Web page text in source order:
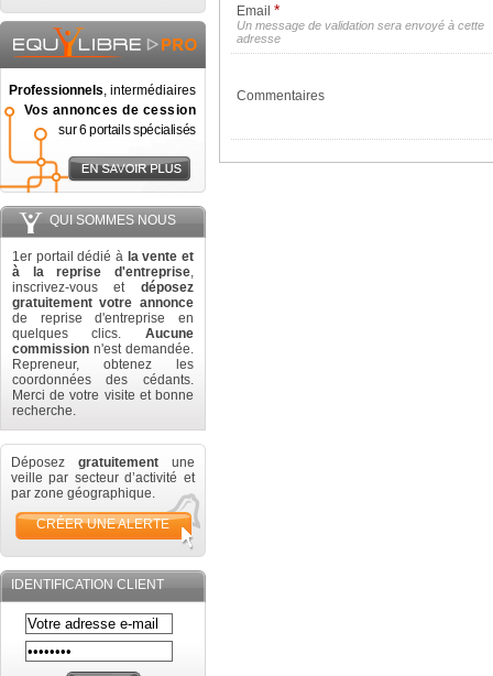
Professionnels, intermédiaires
Vos annonces de cession
sur 6 portails spécialisés
QUI SOMMES NOUS
1er portail dédié à la vente et
à la reprise d'entreprise,
inscrivez-vous et déposez
gratuitement votre annonce
de reprise d'entreprise en
quelques clics. Aucune
commission n'est demandée.
Repreneur, obtenez les
coordonnées des cédants.
Merci de votre visite et bonne
recherche.
Déposez gratuitement une
veille par secteur d’activité et
par zone géographique.
CRÉER UNE ALERTE
IDENTIFICATION CLIENT
Email *
Un message de validation sera envoyé à cette
adresse
Commentaires